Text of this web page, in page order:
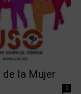
de la Mujer
0